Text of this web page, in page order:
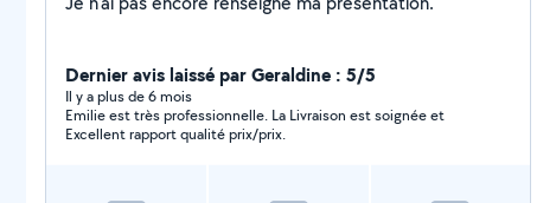
Dernier avis laissé par Geraldine : 5/5
Il y a plus de 6 mois
Emilie est très professionnelle. La Livraison est soignée et
Excellent rapport qualité prix/prix.